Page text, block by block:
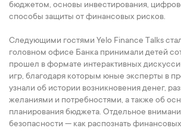
бюджетом, основы инвестирования,
способы защиты от финансовых рисков.
Следующими гостями Yelo Finance Talks
головном офисе Банка принимали детей
прошел в формате интерактивных
игр, благодаря которым юные эксперты в
узнали об истории возникновения денег,
желаниями и потребностями, а также об
планирования бюджета. Отдельное
безопасности — как распознать